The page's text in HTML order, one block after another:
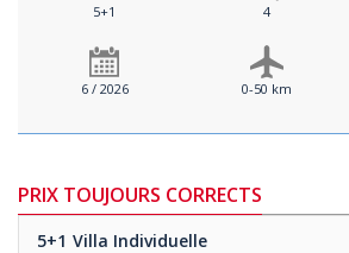
5+1 4
6 / 2026 0-50 km
PRIX TOUJOURS CORRECTS
5+1 Villa Individuelle